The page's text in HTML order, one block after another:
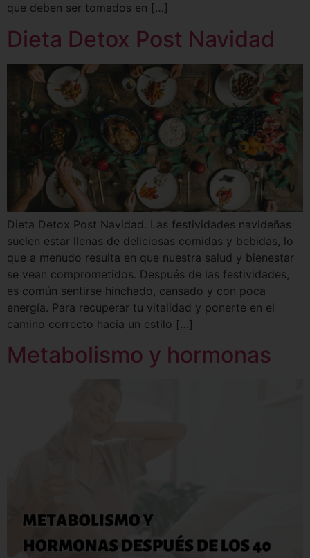
que deben ser tomados en […]
Dieta Detox Post Navidad
Dieta Detox Post Navidad. Las festividades navideñas
suelen estar llenas de deliciosas comidas y bebidas, lo
que a menudo resulta en que nuestra salud y bienestar
se vean comprometidos. Después de las festividades,
es común sentirse hinchado, cansado y con poca
energía. Para recuperar tu vitalidad y ponerte en el
camino correcto hacia un estilo […]
Metabolismo y hormonas